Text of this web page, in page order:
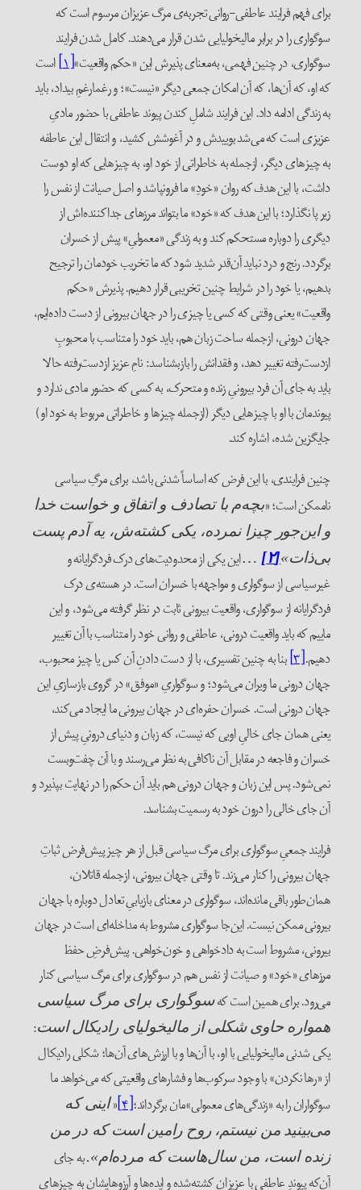
برای فهم فرایند عاطفی-روانی تجربه‌ی مرگ عزیزان مرسوم است که
سوگواری را در برابر مالیخولیایی شدن قرار می‌دهند. کامل شدن فرایند
سوگواری، در چنین فهمی، به‌معنای پذیرش این «حکم واقعیت»[۱] است
که او، که آن‌ها، که آن امکان جمعی دیگر «نیست»؛ و رغمارغمِ بیداد، باید
به زندگی ادامه داد. این فرایند شاملِ کندن پیوند عاطفی با حضور مادیِ
عزیزی است که می‌شد بوییدش و در آغوشش کشید، و انتقال این عاطفه
به چیزهای دیگر، ازجمله به خاطراتی از خود او، به چیزهایی که او دوست
داشت، با این هدف که روان «خودِ» ما فرونپاشد و اصل صیانت از نفس را
زیر پا نگذارد؛ با این هدف که «خود» ما بتواند مرزهای جداکننده‌اش از
دیگری را دوباره مستحکم کند و به زندگی «معمولیِ» پیش از خسران
برگردد. رنج و درد نباید آن‌قدر شدید شود که ما تخریب خودمان را ترجیح
بدهیم، یا خود را در شرایط چنین تخریبی قرار دهیم. پذیرش «حکم
واقعیت» یعنی وقتی که کسی یا چیزی را در جهان بیرونی از دست داده‌ایم،
جهان درونی، ازجمله ساحت زبان هم، باید خود را متناسب با محبوبِ
از‌دست‌رفته تغییر دهد، و فقدانش را بازبشناسد: نامِ عزیز از‌دست‌رفته حالا
باید به جای آن فرد بیرونیِ زنده و متحرک، به کسی که حضور مادی ندارد و
پیوندمان با او با چیزهایی دیگر (ازجمله چیزها و خاطراتی مربوط به خود او)
جایگزین شده، اشاره کند.
چنین فرایندی، با این فرض که اساساً شدنی باشد، برای مرگِ سیاسی
ناممکن است؛ «بچه‌م با تصادف و اتفاق و خواست خدا
و این‌جور چیزا نمرده، یکی کشته‌ش، یه آدم پست
بی‌ذات»[۲] …این‌ یکی از محدودیت‌های درک فردگرایانه‌ و
غیرسیاسی از سوگواری و مواجهه با خسران است. در هسته‌ی درک
فردگرایانه از سوگواری، واقعیت بیرونی ثابت در نظر گرفته می‌شود، و این
ماییم که باید واقعیت درونی، عاطفی و روانی خود را متناسب با آن تغییر
دهیم.[۳] بنا به چنین تفسیری، با از دست دادنِ آن کس یا چیز محبوب،
جهان درونی ما ویران می‌شود؛ و سوگواریِ «موفق» در گروی بازسازیِ این
جهان درونی است. خسران حفره‌ای در جهان بیرونی ما ایجاد می‌کند،
یعنی همان جای خالیِ اویی که نیست، که زبان و دنیای درونیِ پیش از
خسران و فاجعه در مقابل آن ناکافی به نظر می‌رسند و با آن چفت‌و‌بست
نمی‌شود. پس این زبان و جهان درونی هم باید آن حکم را در نهایت بپذیرد و
آن جای خالی را درون خود به رسمیت بشناسد.
فرایند جمعیِ سوگواری برای مرگ سیاسی قبل از هر چیز پیش‌فرض ثباتِ
جهان بیرونی را کنار می‌زند. تا وقتی جهان بیرونی، ازجمله قاتلان،
همان‌طور باقی مانده‌اند، سوگواری در معنای بازیابیِ تعادل دوباره با جهان
بیرونی ممکن نیست. این‌جا سوگواری مشروط به مداخله‌ای است در جهان
بیرونی، مشروط است به دادخواهی و خون‌خواهی. پیش‌فرضِ حفظ
مرزهای «خود» و صیانت از نفس هم در سوگواری برای مرگ سیاسی کنار
می‌رود. برای همین است کهسوگواری برای مرگ سیاسی
همواره حاوی شکلی از مالیخولیای رادیکال است:
یکی شدنی مالیخولیایی با او، با آن‌ها و با ارزش‌های آن‌ها؛ شکلی رادیکال
از «رها نکردن» با وجود سرکوب‌ها و فشارهای واقعیتی که می‌خواهد ما
سوگواران را به «زندگی‌های معمولی»‌مان برگرداند؛[۴] «اینی که
می‌بینید من نیستم، روح رامین است که در من
زنده است، من سال‌هاست که مرده‌ام».به جای
آن‌که پیوندِ عاطفی با عزیزانِ کشته‌شده‌ و ایده‌ها و آرزوهایشان به چیزهای